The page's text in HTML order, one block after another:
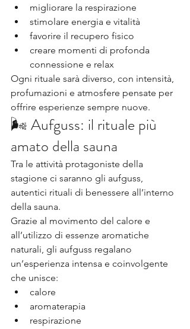
migliorare la respirazione
stimolare energia e vitalità
favorire il recupero fisico
creare momenti di profonda
connessione e relax
Ogni rituale sarà diverso, con intensità,
profumazioni e atmosfere pensate per
offrire esperienze sempre nuove.
🌬️ Aufguss: il rituale più
amato della sauna
Tra le attività protagoniste della
stagione ci saranno gli aufguss,
autentici rituali di benessere all’interno
della sauna.
Grazie al movimento del calore e
all’utilizzo di essenze aromatiche
naturali, gli aufguss regalano
un’esperienza intensa e coinvolgente
che unisce:
calore
aromaterapia
respirazione